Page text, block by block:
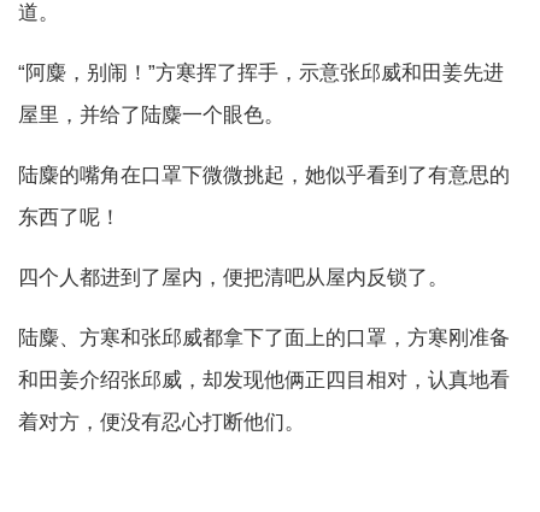
道。
“阿麋，别闹！”方寒挥了挥手，示意张邱威和田姜先进
屋里，并给了陆麋一个眼色。
陆麋的嘴角在口罩下微微挑起，她似乎看到了有意思的
东西了呢！
四个人都进到了屋内，便把清吧从屋内反锁了。
陆麋、方寒和张邱威都拿下了面上的口罩，方寒刚准备
和田姜介绍张邱威，却发现他俩正四目相对，认真地看
着对方，便没有忍心打断他们。